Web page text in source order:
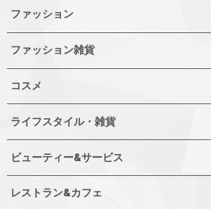
ファッション
ファッション雑貨
コスメ
ライフスタイル・雑貨
ビューティー&サービス
レストラン&カフェ